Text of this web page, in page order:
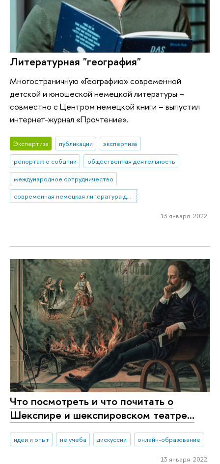
Литературная "география"
Многостраничную «Географию» современной
детской и юношеской немецкой литературы –
совместно с Центром немецкой книги – выпустил
интернет-журнал «Прочтение».
Экспертиза публикации
экспертиза
репортаж о событии
общественная деятельность
международное сотрудничество
современная немецкая литература для детей
13 января 2022
Что посмотреть и что почитать о
Шекспире и шекспировском театре...
идеи и опыт не учеба дискуссии онлайн-образование
13 января 2022